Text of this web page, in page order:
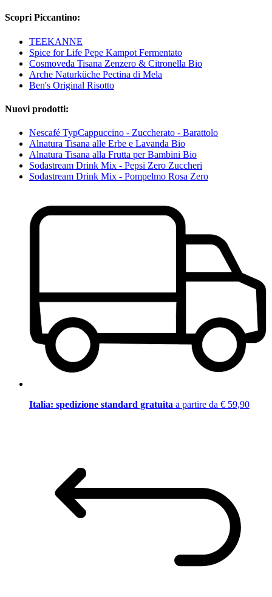
Scopri Piccantino:
TEEKANNE
Spice for Life Pepe Kampot Fermentato
Cosmoveda Tisana Zenzero & Citronella Bio
Arche Naturküche Pectina di Mela
Ben's Original Risotto
Nuovi prodotti:
Nescafé TypCappuccino - Zuccherato - Barattolo
Alnatura Tisana alle Erbe e Lavanda Bio
Alnatura Tisana alla Frutta per Bambini Bio
Sodastream Drink Mix - Pepsi Zero Zuccheri
Sodastream Drink Mix - Pompelmo Rosa Zero
Italia: spedizione standard gratuita a partire da € 59,90